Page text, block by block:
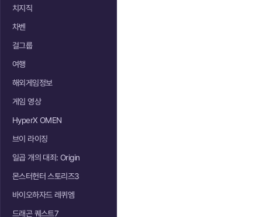
치지직
차벤
걸그룹
여행
해외게임정보
게임 영상
HyperX OMEN
브이 라이징
일곱 개의 대죄: Origin
몬스터헌터 스토리즈3
바이오하자드 레퀴엠
드래곤 퀘스트7